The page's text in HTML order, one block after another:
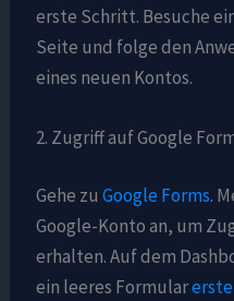
erste Schritt. Besuche
Seite und folge den
eines neuen Kontos.
2. Zugriff auf Google
Gehe zuGoogle Forms.
Google-Konto an, um
erhalten. Auf dem
ein leeres Formular